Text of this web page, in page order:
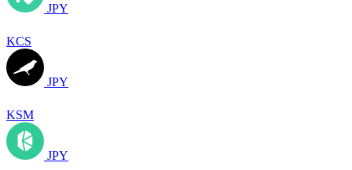
JPY
KCS
JPY
KSM
JPY